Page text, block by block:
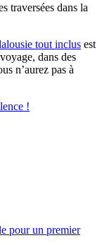
traversées dans la
tout inclus est
dans des
n’aurez pas à
!
pour un premier